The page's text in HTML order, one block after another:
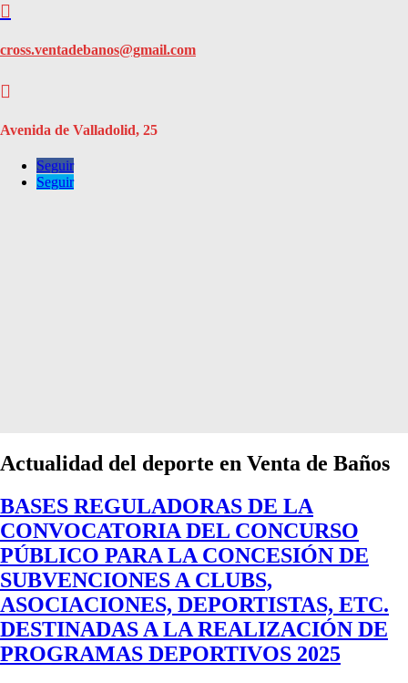

cross.ventadebanos@gmail.com

Avenida de Valladolid, 25
Seguir
Seguir
Actualidad del deporte en Venta de Baños
BASES REGULADORAS DE LA
CONVOCATORIA DEL CONCURSO
PÚBLICO PARA LA CONCESIÓN DE
SUBVENCIONES A CLUBS,
ASOCIACIONES, DEPORTISTAS, ETC.
DESTINADAS A LA REALIZACIÓN DE
PROGRAMAS DEPORTIVOS 2025